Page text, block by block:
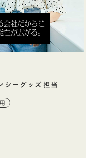
会社だからこ
が広がる。
シーグッズ担当